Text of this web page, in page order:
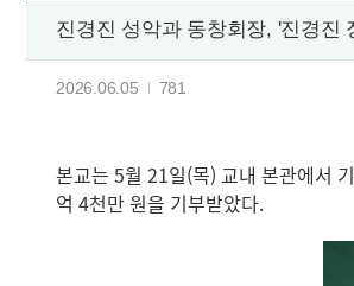
진경진 성악과 동창회장, '진경진
2026.06.05 781
본교는 5월 21일(목) 교내 본관에서
억 4천만 원을 기부받았다.